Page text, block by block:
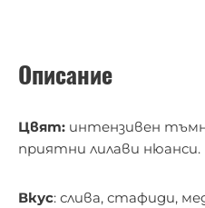
Описание
Цвят: интензивен
приятни лилави нюанси.
Вкус: слива, стафиди,